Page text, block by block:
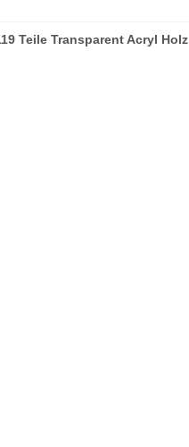
Teile Transparent Acryl Holz